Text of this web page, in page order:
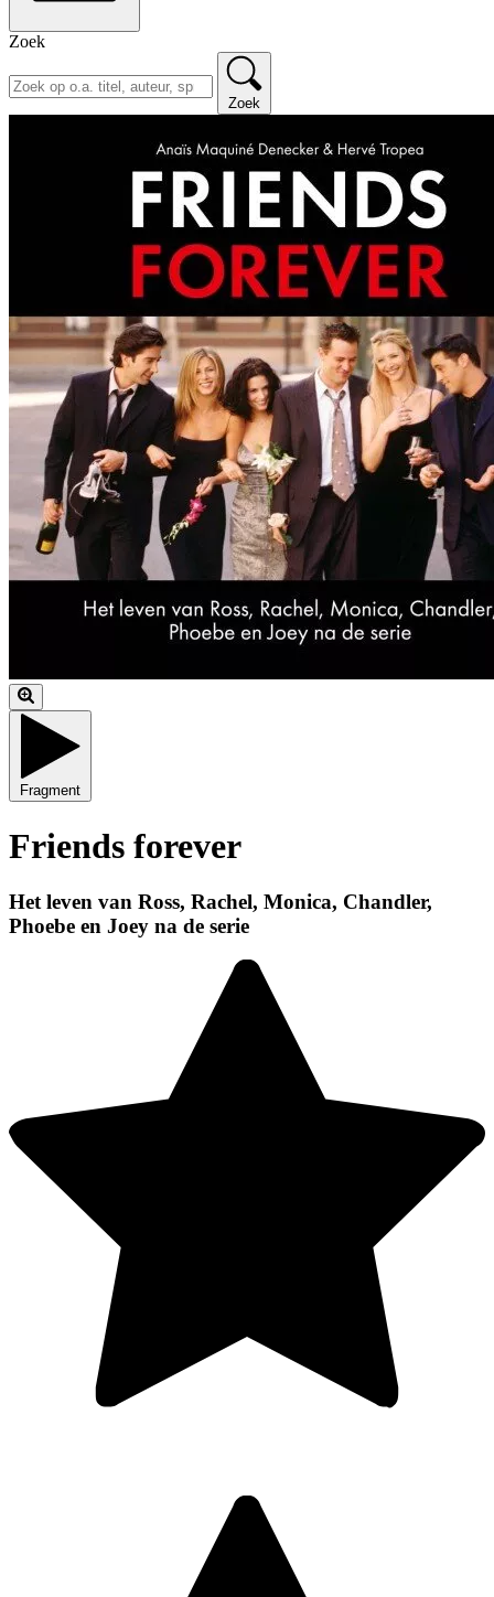
Zoek
Zoek
Fragment
Friends forever
Het leven van Ross, Rachel, Monica, Chandler,
Phoebe en Joey na de serie